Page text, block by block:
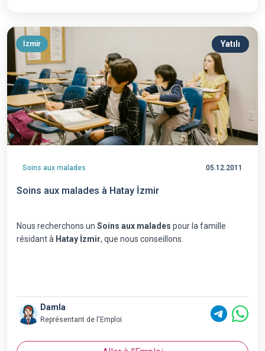
İzmir Yatılı
Soins aux malades 05.12.2011
Soins aux malades à Hatay İzmir
Nous recherchons un Soins aux malades pour la famille
résidant à Hatay İzmir, que nous conseillons.
Damla
Représentant de l'Emploi